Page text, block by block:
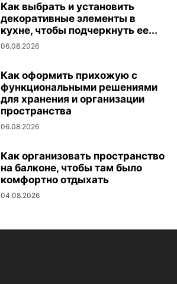
Как выбрать и установить
декоративные элементы в
кухне, чтобы подчеркнуть ее...
06.08.2026
Как оформить прихожую с
функциональными решениями
для хранения и организации
пространства
06.08.2026
Как организовать пространство
на балконе, чтобы там было
комфортно отдыхать
04.08.2026